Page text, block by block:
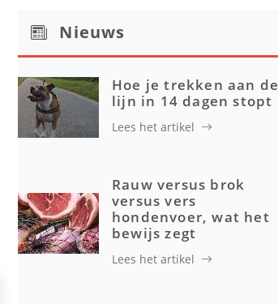
Nieuws
Hoe je trekken aan de
lijn in 14 dagen stopt
Lees het artikel
Rauw versus brok
versus vers
hondenvoer, wat het
bewijs zegt
Lees het artikel